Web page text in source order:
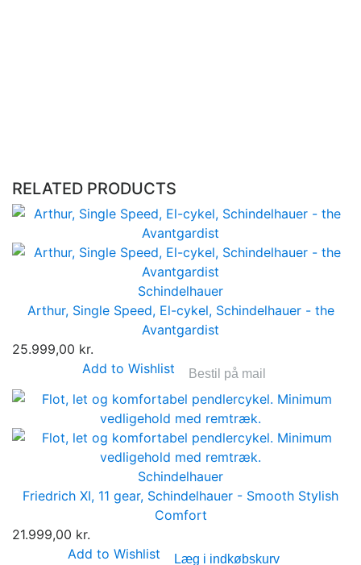
RELATED PRODUCTS
Schindelhauer
Arthur, Single Speed, El-cykel, Schindelhauer - the
Avantgardist
25.999,00 kr.
Add to Wishlist
Bestil på mail
Schindelhauer
Friedrich XI, 11 gear, Schindelhauer - Smooth Stylish
Comfort
21.999,00 kr.
Add to Wishlist
Læg i indkøbskurv